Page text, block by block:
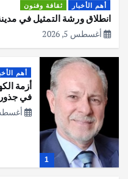
أهم الأخبار ثقافة وفنون
انطلاق ورشة التمثيل في مدينة
أغسطس 5, 2026
1
أهم
أزمة
في جذور
أغسطس 5,